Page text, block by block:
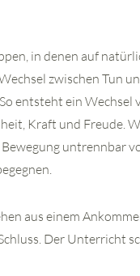
in denen auf
zwischen Tun
entsteht ein
Kraft und Freude.
untrennbar
aus einem
Der Unterricht